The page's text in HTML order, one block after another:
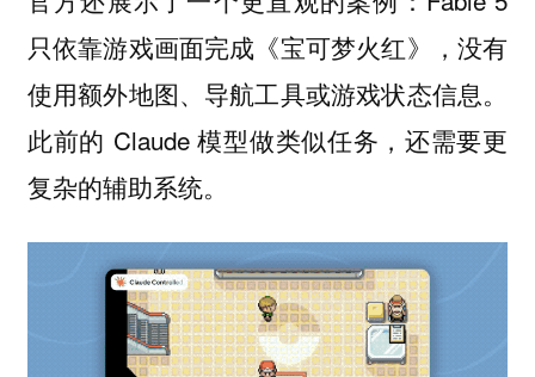
只依靠游戏画面完成《宝可梦火红》，没有
使用额外地图、导航工具或游戏状态信息。
此前的 Claude 模型做类似任务，还需要更
复杂的辅助系统。